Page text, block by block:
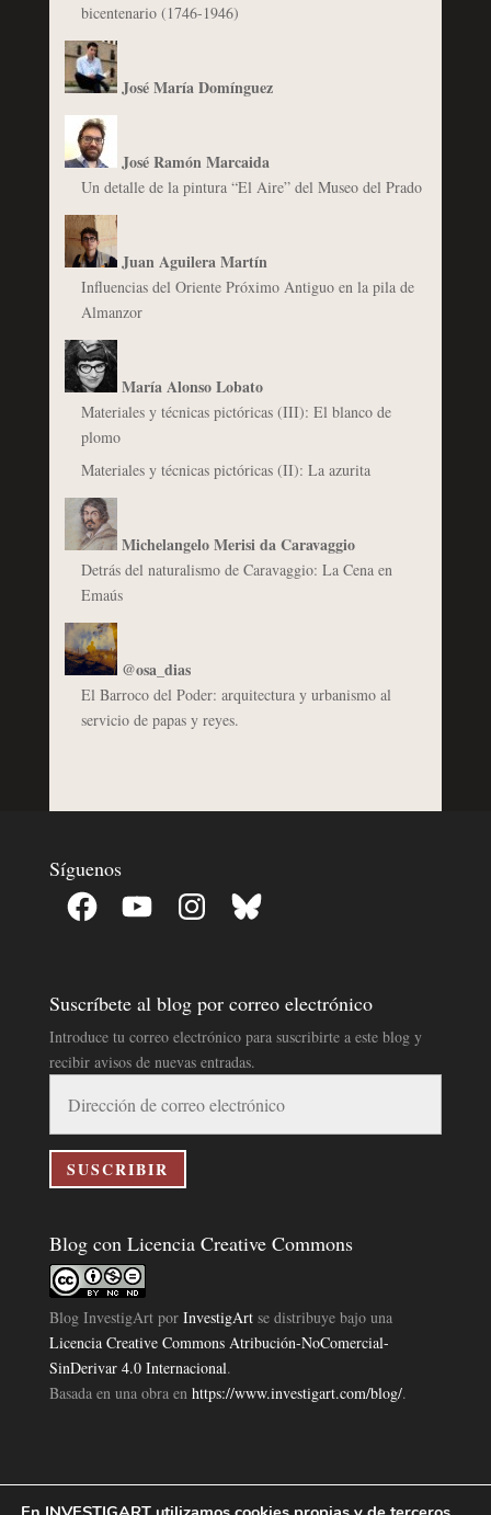
bicentenario (1746-1946)
José María Domínguez
José Ramón Marcaida
Un detalle de la pintura “El Aire” del Museo del Prado
Juan Aguilera Martín
Influencias del Oriente Próximo Antiguo en la pila de
Almanzor
María Alonso Lobato
Materiales y técnicas pictóricas (III): El blanco de
plomo
Materiales y técnicas pictóricas (II): La azurita
Michelangelo Merisi da Caravaggio
Detrás del naturalismo de Caravaggio: La Cena en
Emaús
@osa_dias
El Barroco del Poder: arquitectura y urbanismo al
servicio de papas y reyes.
Síguenos
Facebook YouTube InstagramBluesky
Suscríbete al blog por correo electrónico
Introduce tu correo electrónico para suscribirte a este blog y
recibir avisos de nuevas entradas.
correo
electrónico
SUSCRIBIR
Blog con Licencia Creative Commons
Blog InvestigArtpor InvestigArtse distribuye bajo una
Licencia Creative Commons Atribución-NoComercial-
SinDerivar 4.0 Internacional.
Basada en una obra en https://www.investigart.com/blog/.